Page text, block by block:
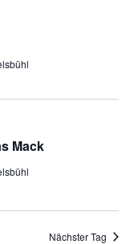
Mack
Nächster Tag